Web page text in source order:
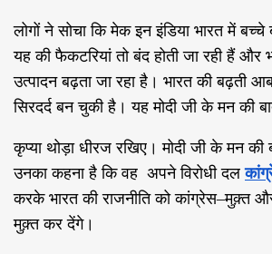
लोगों ने सोचा कि मेक इन इंडिया भारत में
यह की फैकटरियां तो बंद होती जा रही हैं और
उत्पादन बढ़ता जा रहा है। भारत की बढ़ती
सिरदर्द बन चुकी है। यह मोदी जी के मन की
कृप्या थोड़ा धीरज रखिए। मोदी जी के मन की
उनका कहना है कि वह अपने विरोधी दल
करके भारत की राजनीति को कांग्रेस–मुक़्त
मुक़्त कर देंगे।